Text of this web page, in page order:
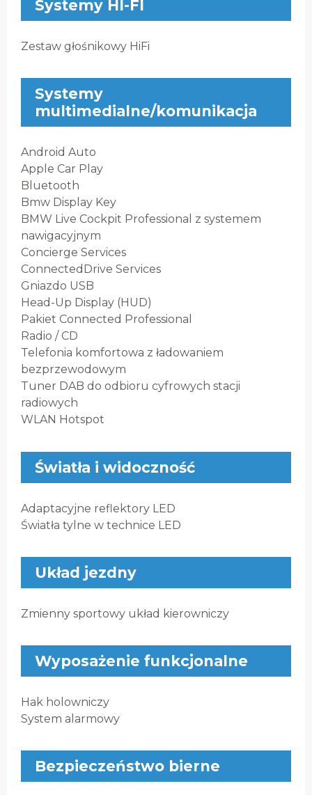
Systemy HI-FI
Zestaw głośnikowy HiFi
Systemy
multimedialne/komunikacja
Android Auto
Apple Car Play
Bluetooth
Bmw Display Key
BMW Live Cockpit Professional z systemem
nawigacyjnym
Concierge Services
ConnectedDrive Services
Gniazdo USB
Head-Up Display (HUD)
Pakiet Connected Professional
Radio / CD
Telefonia komfortowa z ładowaniem
bezprzewodowym
Tuner DAB do odbioru cyfrowych stacji
radiowych
WLAN Hotspot
Światła i widoczność
Adaptacyjne reflektory LED
Światła tylne w technice LED
Układ jezdny
Zmienny sportowy układ kierowniczy
Wyposażenie funkcjonalne
Hak holowniczy
System alarmowy
Bezpieczeństwo bierne